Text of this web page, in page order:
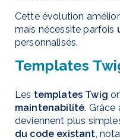
Cette évolution
mais nécessite parfois
personnalisés.
Templates
Les templates Twig
maintenabilité. Grâce
deviennent plus
du code existant ,